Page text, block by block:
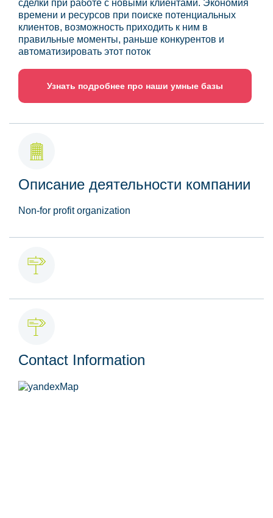
сделки при работе с новыми клиентами. Экономия
времени и ресурсов при поиске потенциальных
клиентов, возможность приходить к ним в
правильные моменты, раньше конкурентов и
автоматизировать этот поток
Узнать подробнее про наши умные базы
Описание деятельности компании
Non-for profit organization
Contact Information